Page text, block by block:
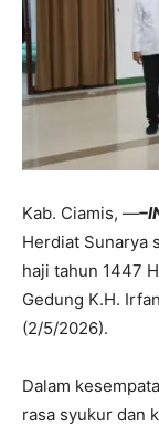
Kab. Ciamis, —
Herdiat Sunarya
haji tahun 1447
Gedung K.H.
(2/5/2026).
Dalam
rasa syukur dan